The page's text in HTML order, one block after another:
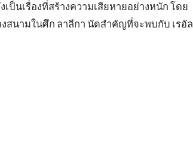
ป็นเรื่องที่สร้างความเสียหายอย่างหนัก โดย
สนามในศึก ลาลีกา นัดสำคัญที่จะพบกับ เรอัล